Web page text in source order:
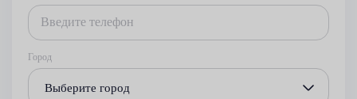
Город
Выберите город